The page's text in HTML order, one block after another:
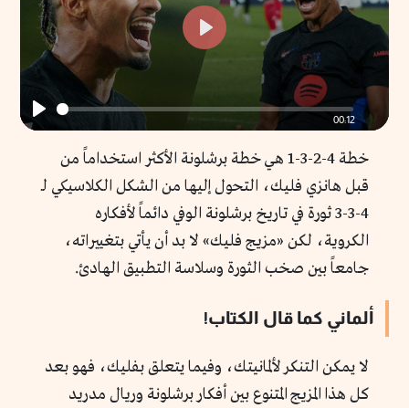
Play
00:12
Play
خطة 4-2-3-1 هي خطة برشلونة الأكثر استخداماً من
قبل هانزي فليك، التحول إليها من الشكل الكلاسيكي لـ
4-3-3 ثورة في تاريخ برشلونة الوفي دائماً لأفكاره
الكروية، لكن «مزيج فليك» لا بد أن يأتي بتغييراته،
جامعاً بين صخب الثورة وسلاسة التطبيق الهادئ.
ألماني كما قال الكتاب!
لا يمكن التنكر لألمانيتك، وفيما يتعلق بفليك، فهو بعد
كل هذا المزيج المتنوع بين أفكار برشلونة وريال مدريد